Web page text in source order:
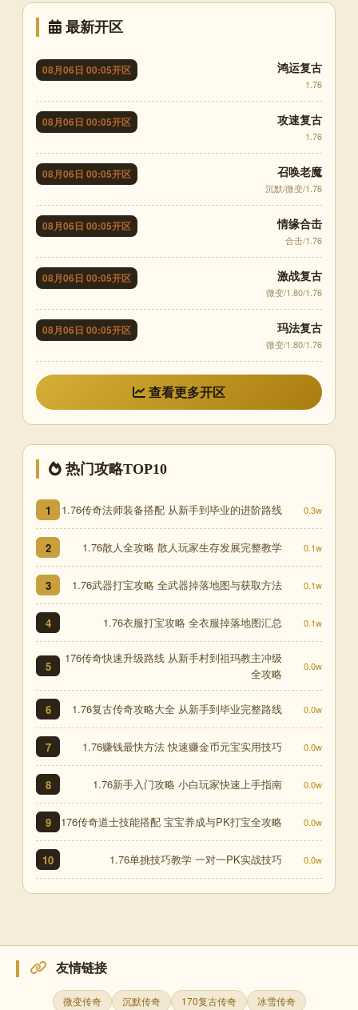
最新开区
08月06日 00:05开区 鸿运复古
1.76
08月06日 00:05开区 攻速复古
1.76
08月06日 00:05开区 召唤老魔
沉默/微变/1.76
08月06日 00:05开区 情缘合击
合击/1.76
08月06日 00:05开区 激战复古
微变/1.80/1.76
08月06日 00:05开区 玛法复古
微变/1.80/1.76
查看更多开区
热门攻略TOP10
1 1.76传奇法师装备搭配 从新手到毕业的进阶路线 0.3w
2 1.76散人全攻略 散人玩家生存发展完整教学 0.1w
3 1.76武器打宝攻略 全武器掉落地图与获取方法 0.1w
4 1.76衣服打宝攻略 全衣服掉落地图汇总 0.1w
5
176传奇快速升级路线 从新手村到祖玛教主冲级
全攻略
0.0w
6 1.76复古传奇攻略大全 从新手到毕业完整路线 0.0w
7 1.76赚钱最快方法 快速赚金币元宝实用技巧 0.0w
8 1.76新手入门攻略 小白玩家快速上手指南 0.0w
9 176传奇道士技能搭配 宝宝养成与PK打宝全攻略 0.0w
10 1.76单挑技巧教学 一对一PK实战技巧 0.0w
友情链接
微变传奇 沉默传奇 170复古传奇 冰雪传奇